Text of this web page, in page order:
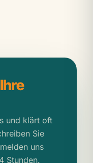
Ihre
und klärt oft
Sie
uns
Stunden.